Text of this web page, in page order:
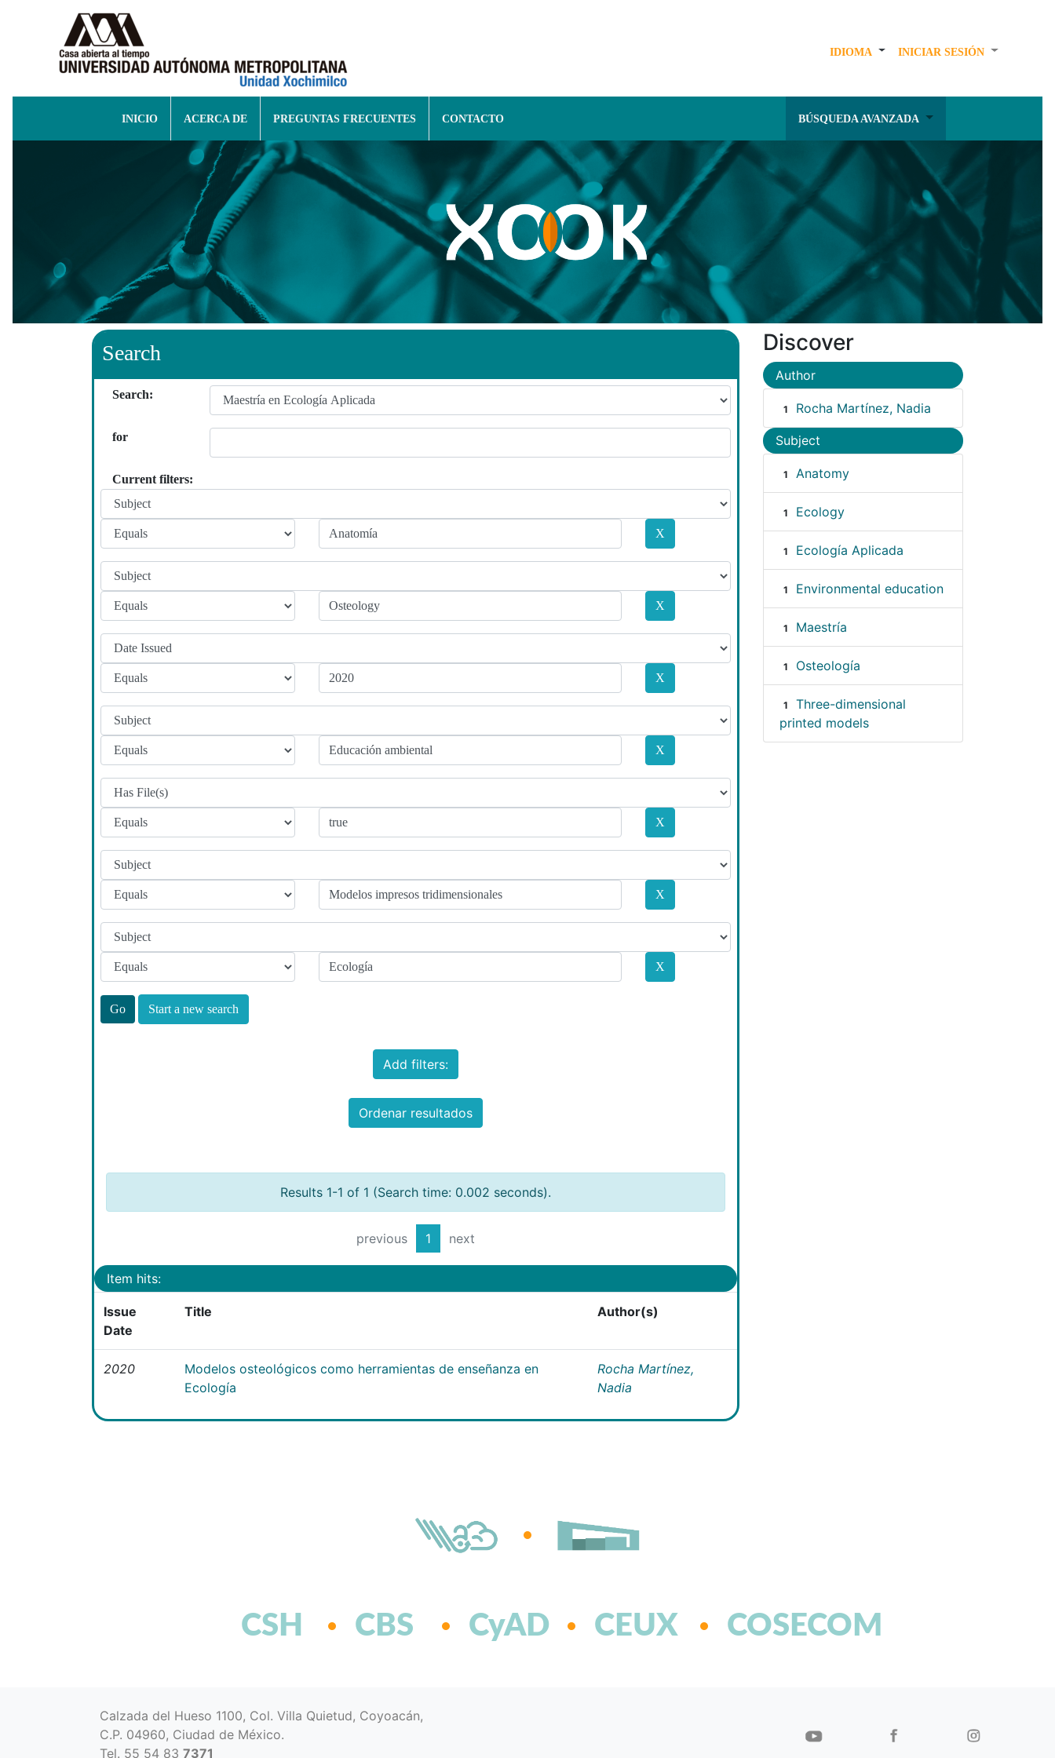
IDIOMA INICIAR SESIÓN
INICIO ACERCA DE PREGUNTAS FRECUENTES CONTACTO BÚSQUEDA AVANZADA
Search
Search:
for
Current filters:
Start a new search
Add filters:
Ordenar resultados
Results 1-1 of 1 (Search time: 0.002 seconds).
previous 1 next
Item hits:
Issue
Date
Title Author(s)
2020
Modelos osteológicos como herramientas de enseñanza en
Ecología
Rocha Martínez,
Nadia
Discover
Author
1 Rocha Martínez, Nadia
Subject
1 Anatomy
1 Ecology
1 Ecología Aplicada
1 Environmental education
1 Maestría
1 Osteología
1
Three-dimensional
printed models
CSH CBS CyAD CEUX COSECOM
Calzada del Hueso 1100, Col. Villa Quietud, Coyoacán,
C.P. 04960, Ciudad de México.
Tel. 55 54 83 7371